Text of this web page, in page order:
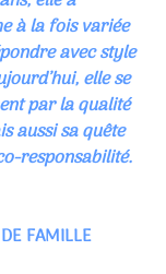
à la fois variée
avec style
elle se
par la qualité
aussi sa quête
responsabilité.
FAMILLE